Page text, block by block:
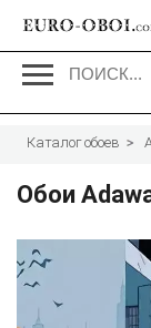
EURO-OBOI.
Каталог обоев
Обои